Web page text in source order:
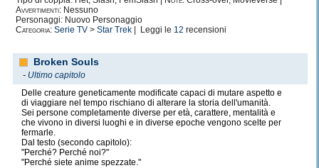
Avvertimenti: Nessuno
Personaggi: Nuovo Personaggio
Categoria: Serie TV > Star Trek | Leggi le 12 recensioni
Broken Souls
- Ultimo capitolo
Delle creature geneticamente modificate capaci di mutare aspetto e
di viaggiare nel tempo rischiano di alterare la storia dell'umanità.
Sei persone completamente diverse per età, carattere, mentalità e
che vivono in diversi luoghi e in diverse epoche vengono scelte per
fermarle.
Dal testo (secondo capitolo):
"Perché? Perché noi?"
"Perché siete anime spezzate."